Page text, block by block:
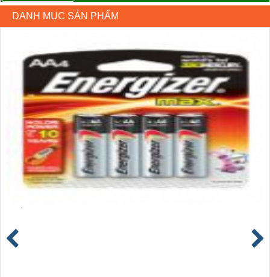
sẵn giá rẻ toàn
quốc
DANH MỤC SẢN PHẨM